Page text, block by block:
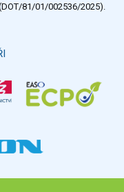
81/01/002536/2025).